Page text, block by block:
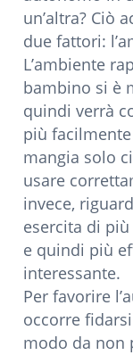
un’altra? Ciò
due fattori:
L’ambiente
bambino si è
quindi verrà
più
mangia solo
usare
invece,
esercita di
e quindi più
interessante.
Per favorire
occorre
modo da non